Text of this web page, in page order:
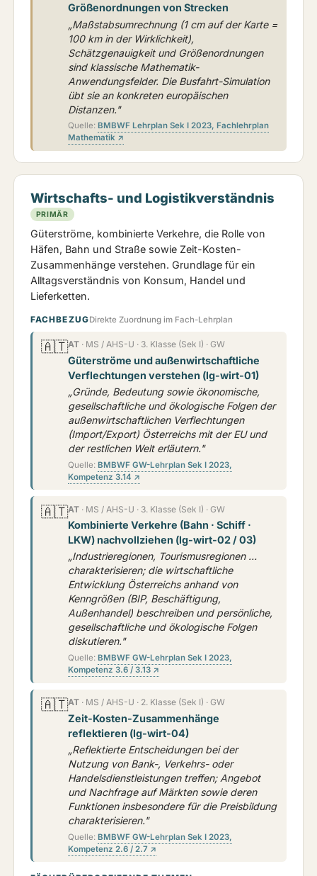
Größenordnungen von Strecken
„Maßstabsumrechnung (1 cm auf der Karte =
100 km in der Wirklichkeit),
Schätzgenauigkeit und Größenordnungen
sind klassische Mathematik-
Anwendungsfelder. Die Busfahrt-Simulation
übt sie an konkreten europäischen
Distanzen."
Quelle: BMBWF Lehrplan Sek I 2023, Fachlehrplan
Mathematik ↗
Wirtschafts- und Logistikverständnis
PRIMÄR
Güterströme, kombinierte Verkehre, die Rolle von
Häfen, Bahn und Straße sowie Zeit-Kosten-
Zusammenhänge verstehen. Grundlage für ein
Alltagsverständnis von Konsum, Handel und
Lieferketten.
FACHBEZUGDirekte Zuordnung im Fach-Lehrplan
🇦🇹AT· MS / AHS-U · 3. Klasse (Sek I) · GW
Güterströme und außenwirtschaftliche
Verflechtungen verstehen (lg-wirt-01)
„Gründe, Bedeutung sowie ökonomische,
gesellschaftliche und ökologische Folgen der
außenwirtschaftlichen Verflechtungen
(Import/Export) Österreichs mit der EU und
der restlichen Welt erläutern."
Quelle: BMBWF GW-Lehrplan Sek I 2023,
Kompetenz 3.14 ↗
🇦🇹AT· MS / AHS-U · 3. Klasse (Sek I) · GW
Kombinierte Verkehre (Bahn · Schiff ·
LKW) nachvollziehen (lg-wirt-02 / 03)
„Industrieregionen, Tourismusregionen …
charakterisieren; die wirtschaftliche
Entwicklung Österreichs anhand von
Kenngrößen (BIP, Beschäftigung,
Außenhandel) beschreiben und persönliche,
gesellschaftliche und ökologische Folgen
diskutieren."
Quelle: BMBWF GW-Lehrplan Sek I 2023,
Kompetenz 3.6 / 3.13 ↗
🇦🇹AT· MS / AHS-U · 2. Klasse (Sek I) · GW
Zeit-Kosten-Zusammenhänge
reflektieren (lg-wirt-04)
„Reflektierte Entscheidungen bei der
Nutzung von Bank-, Verkehrs- oder
Handelsdienstleistungen treffen; Angebot
und Nachfrage auf Märkten sowie deren
Funktionen insbesondere für die Preisbildung
charakterisieren."
Quelle: BMBWF GW-Lehrplan Sek I 2023,
Kompetenz 2.6 / 2.7 ↗